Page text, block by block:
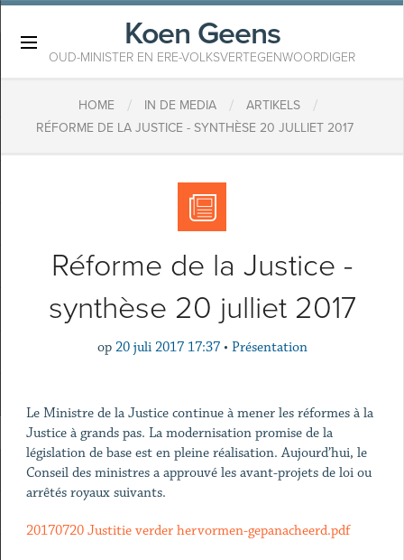
Koen Geens
OUD-MINISTER EN ERE-VOLKSVERTEGENWOORDIGER
HOME / IN DE MEDIA / ARTIKELS /
RÉFORME DE LA JUSTICE - SYNTHÈSE 20 JULLIET 2017
Réforme de la Justice -
synthèse 20 julliet 2017
op 20 juli 2017 17:37 • Présentation
Le Ministre de la Justice continue à mener les réformes à la
Justice à grands pas. La modernisation promise de la
législation de base est en pleine réalisation. Aujourd’hui, le
Conseil des ministres a approuvé les avant-projets de loi ou
arrêtés royaux suivants.
20170720 Justitie verder hervormen-gepanacheerd.pdf